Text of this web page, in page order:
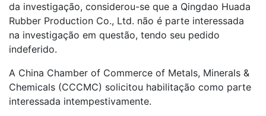
da investigação, considerou-se que a Qingdao Huada
Rubber Production Co., Ltd. não é parte interessada
na investigação em questão, tendo seu pedido
indeferido.
A China Chamber of Commerce of Metals, Minerals &
Chemicals (CCCMC) solicitou habilitação como parte
interessada intempestivamente.